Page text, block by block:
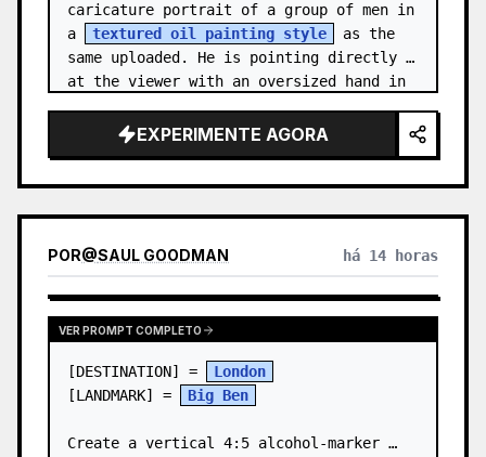
caricature portrait of a group of men in
a
textured oil painting style
as the
same uploaded. He is pointing directly
at the viewer with an oversized hand in
EXPERIMENTE AGORA
POR@SAUL GOODMAN há 14 horas
VER PROMPT COMPLETO
[DESTINATION] =
London
[LANDMARK] =
Big Ben
Create a vertical 4:5 alcohol-marker